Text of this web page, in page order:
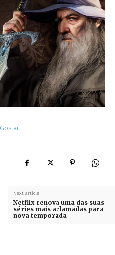
Gostar
Next article
Netflix renova uma das suas
séries mais aclamadas para
nova temporada